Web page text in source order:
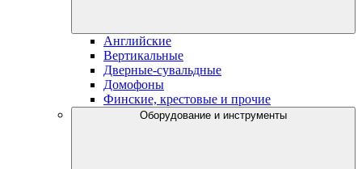
Английские
Вертикальные
Дверные-сувальдные
Домофоны
Финские, крестовые и прочие
Оборудование и инструменты